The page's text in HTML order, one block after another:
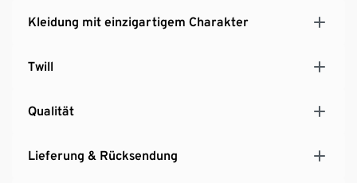
Kleidung mit einzigartigem Charakter
Twill
Qualität
Lieferung & Rücksendung